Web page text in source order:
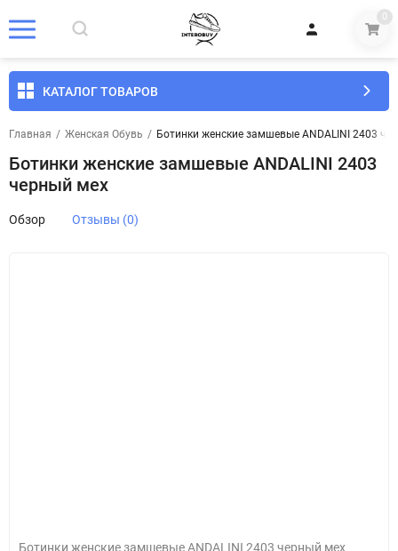
0
КАТАЛОГ ТОВАРОВ
Главная / Женская Обувь / Ботинки женские замшевые ANDALINI 2403
Ботинки женские замшевые ANDALINI 2403
черный мех
Обзор Отзывы (0)
Ботинки женские замшевые ANDALINI 2403 черный мех